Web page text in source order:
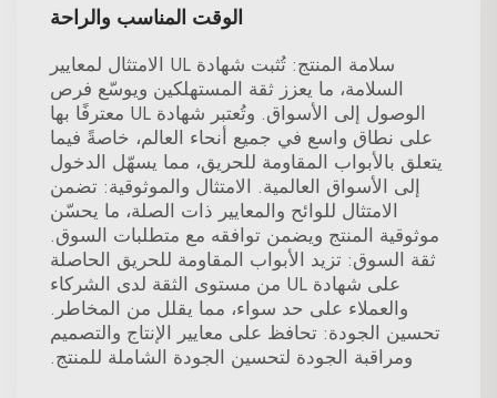
الوقت المناسب والراحة
سلامة المنتج: تُثبت شهادة UL الامتثال لمعايير
السلامة، ما يعزز ثقة المستهلكين ويوسّع فرص
الوصول إلى الأسواق. وتُعتبر شهادة UL معترفًا بها
على نطاق واسع في جميع أنحاء العالم، خاصةً فيما
يتعلق بالأبواب المقاومة للحريق، مما يسهّل الدخول
إلى الأسواق العالمية. الامتثال والموثوقية: تضمن
الامتثال للوائح والمعايير ذات الصلة، ما يحسّن
موثوقية المنتج ويضمن توافقه مع متطلبات السوق.
ثقة السوق: تزيد الأبواب المقاومة للحريق الحاصلة
على شهادة UL من مستوى الثقة لدى الشركاء
والعملاء على حد سواء، مما يقلل من المخاطر.
تحسين الجودة: تحافظ على معايير الإنتاج والتصميم
ومراقبة الجودة لتحسين الجودة الشاملة للمنتج.